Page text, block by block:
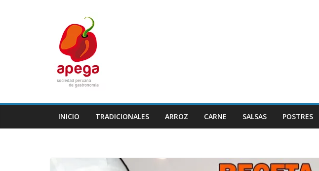
INICIO TRADICIONALES ARROZ CARNE SALSAS POSTRES